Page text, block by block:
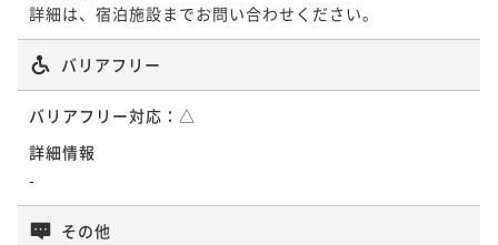
詳細は、宿泊施設までお問い合わせください。
バリアフリー
バリアフリー対応： △
詳細情報
-
その他